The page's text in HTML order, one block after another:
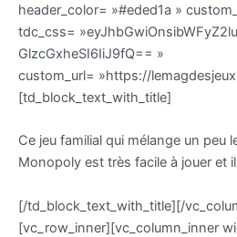
header_color= »#eded1a »
tdc_css=
GlzcGxheSI6IiJ9fQ== »
custom_url= »https://
[td_block_text_with_title]
Ce jeu familial qui mélange un peu
Monopoly est très facile à jouer et
[/td_block_text_with_title][/
[vc_row_inner][vc_column_inner